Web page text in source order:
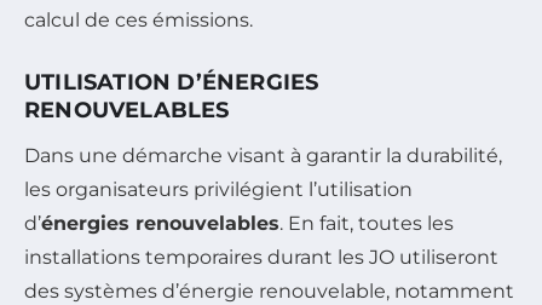
calcul de ces émissions.
UTILISATION D’ÉNERGIES
RENOUVELABLES
Dans une démarche visant à garantir la durabilité,
les organisateurs privilégient l’utilisation
d’énergies renouvelables. En fait, toutes les
installations temporaires durant les JO utiliseront
des systèmes d’énergie renouvelable, notamment